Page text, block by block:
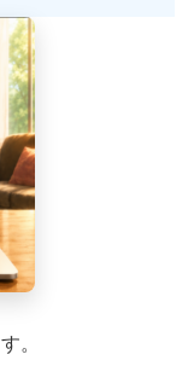
に、振込先が記載され...
。